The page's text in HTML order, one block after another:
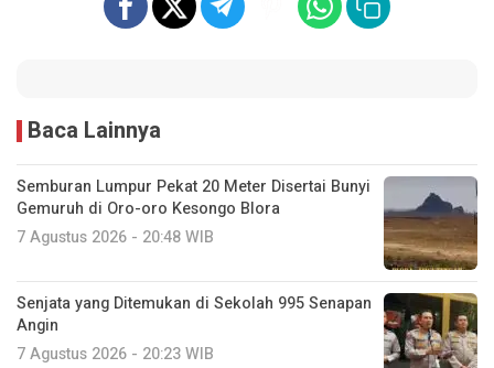
Baca Lainnya
Semburan Lumpur Pekat 20 Meter Disertai Bunyi
Gemuruh di Oro-oro Kesongo Blora
7 Agustus 2026 - 20:48 WIB
Senjata yang Ditemukan di Sekolah 995 Senapan
Angin
7 Agustus 2026 - 20:23 WIB